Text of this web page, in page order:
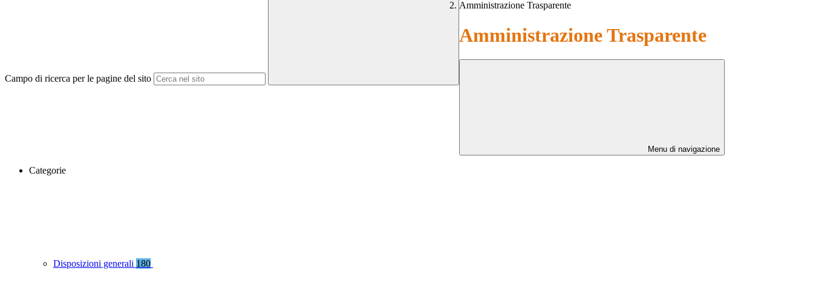
Campo di ricerca per le pagine del sito
Amministrazione Trasparente
Amministrazione Trasparente
Menu di navigazione
Categorie
Disposizioni generali 180